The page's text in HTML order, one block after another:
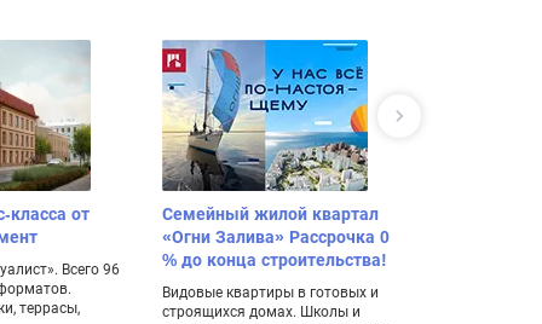
класса от
Всего 96
террасы,
Семейный жилой квартал
«Огни Залива» Рассрочка 0
% до конца строительства!
Видовые квартиры в готовых и
строящихся домах. Школы и